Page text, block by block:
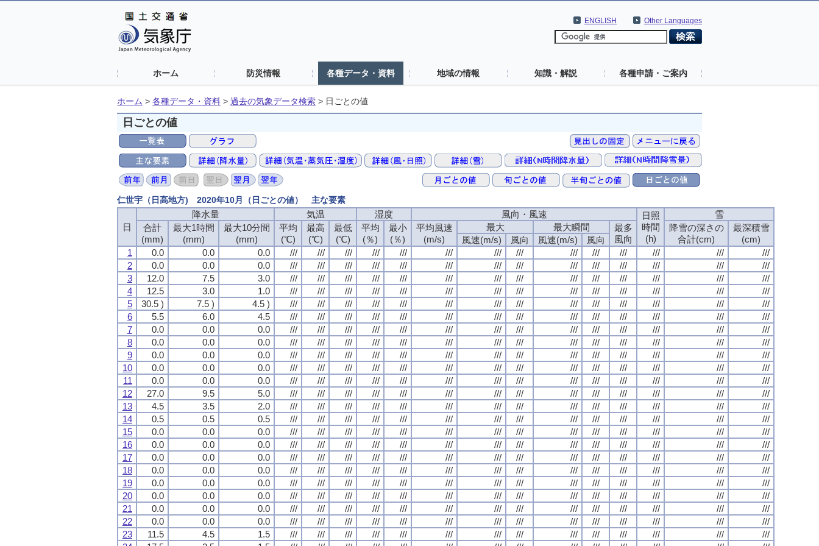
Other Languages
ENGLISH
ホーム 防災情報 各種データ・資料 地域の情報 知識・解説 各種申請・ご案内
ホーム > 各種データ・資料 > 過去の気象データ検索 > 日ごとの値
日ごとの値
仁世宇（日高地方) 2020年10月（日ごとの値） 主な要素
日
降水量 気温 湿度 風向・風速
日照
時間
(h)
雪
合計
(mm)
最大1時間
(mm)
最大10分間
(mm)
平均
(℃)
最高
(℃)
最低
(℃)
平均
(％)
最小
(％)
平均風速
(m/s)
最大 最大瞬間
最多
風向
降雪の深さの
合計(cm)
最深積雪
(cm)
風速(m/s) 風向 風速(m/s)
風向
1
0.0 0.0 0.0 /// /// /// /// /// /// /// /// /// /// /// /// ///
///
2
0.0 0.0 0.0 /// /// /// /// /// /// /// /// /// /// /// /// ///
///
3
12.0 7.5 3.0 /// /// /// /// /// /// /// /// /// /// /// /// ///
///
4
12.5 3.0 1.0 /// /// /// /// /// /// /// /// /// /// /// /// ///
///
5
30.5 ) 7.5 ) 4.5 ) /// /// /// /// /// /// /// /// /// /// /// /// ///
///
6
5.5 6.0 4.5 /// /// /// /// /// /// /// /// /// /// /// /// ///
///
7
0.0 0.0 0.0 /// /// /// /// /// /// /// /// /// /// /// /// ///
///
8
0.0 0.0 0.0 /// /// /// /// /// /// /// /// /// /// /// /// ///
///
9
0.0 0.0 0.0 /// /// /// /// /// /// /// /// /// /// /// /// ///
///
10
0.0 0.0 0.0 /// /// /// /// /// /// /// /// /// /// /// /// ///
///
11
0.0 0.0 0.0 /// /// /// /// /// /// /// /// /// /// /// /// ///
///
12
27.0 9.5 5.0 /// /// /// /// /// /// /// /// /// /// /// /// ///
///
13
4.5 3.5 2.0 /// /// /// /// /// /// /// /// /// /// /// /// ///
///
14
0.5 0.5 0.5 /// /// /// /// /// /// /// /// /// /// /// /// ///
///
15
0.0 0.0 0.0 /// /// /// /// /// /// /// /// /// /// /// /// ///
///
16
0.0 0.0 0.0 /// /// /// /// /// /// /// /// /// /// /// /// ///
///
17
0.0 0.0 0.0 /// /// /// /// /// /// /// /// /// /// /// /// ///
///
18
0.0 0.0 0.0 /// /// /// /// /// /// /// /// /// /// /// /// ///
///
19
0.0 0.0 0.0 /// /// /// /// /// /// /// /// /// /// /// /// ///
///
20
0.0 0.0 0.0 /// /// /// /// /// /// /// /// /// /// /// /// ///
///
21
0.0 0.0 0.0 /// /// /// /// /// /// /// /// /// /// /// /// ///
///
22
0.0 0.0 0.0 /// /// /// /// /// /// /// /// /// /// /// /// ///
///
23
11.5 4.5 1.5 /// /// /// /// /// /// /// /// /// /// /// /// ///
///